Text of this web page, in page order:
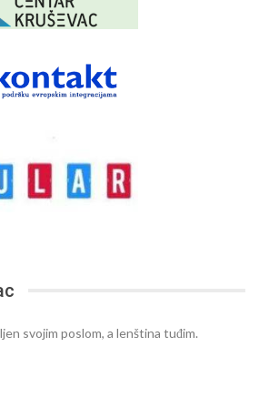
svojim poslom, a lenština tuđim.